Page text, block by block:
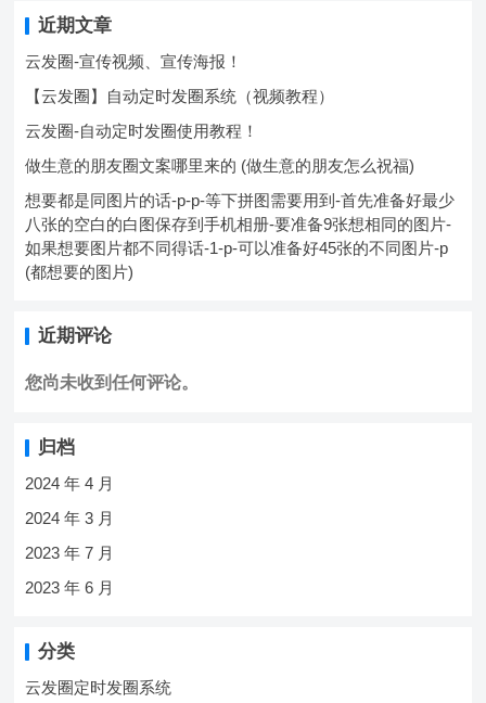
近期文章
云发圈-宣传视频、宣传海报！
【云发圈】自动定时发圈系统（视频教程）
云发圈-自动定时发圈使用教程！
做生意的朋友圈文案哪里来的 (做生意的朋友怎么祝福)
想要都是同图片的话-p-p-等下拼图需要用到-首先准备好最少
八张的空白的白图保存到手机相册-要准备9张想相同的图片-
如果想要图片都不同得话-1-p-可以准备好45张的不同图片-p
(都想要的图片)
近期评论
您尚未收到任何评论。
归档
2024 年 4 月
2024 年 3 月
2023 年 7 月
2023 年 6 月
分类
云发圈定时发圈系统